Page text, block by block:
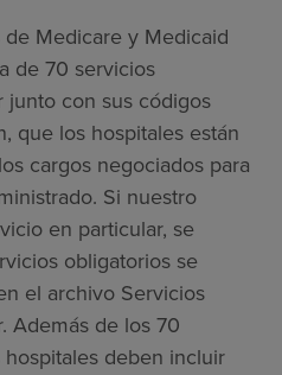
Medicare y Medicaid
de 70 servicios
junto con sus códigos
que los hospitales están
cargos negociados para
Si nuestro
en particular, se
obligatorios se
el archivo Servicios
Además de los 70
deben incluir